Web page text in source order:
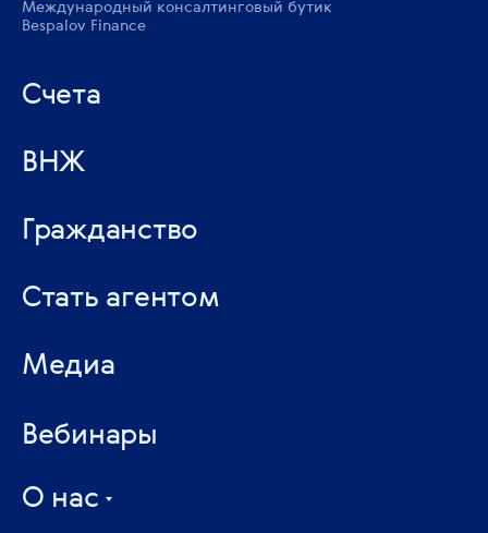
Вебинары
Медиа
О нас
Стать агентом
Гражданство
ВНЖ
Счета
Международный консалтинговый бутик
Bespalov Finance